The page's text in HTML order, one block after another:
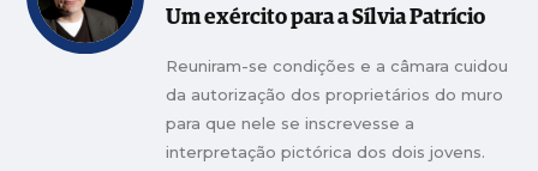
Um exército para a Sílvia Patrício
Reuniram-se condições e a câmara cuidou
da autorização dos proprietários do muro
para que nele se inscrevesse a
interpretação pictórica dos dois jovens.